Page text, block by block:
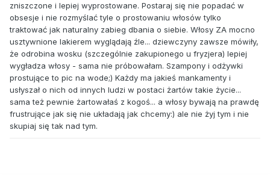
zniszczone i lepiej wyprostowane. Postaraj się nie popadać w
obsesje i nie rozmyślać tyle o prostowaniu włosów tylko
traktować jak naturalny zabieg dbania o siebie. Włosy ZA mocno
usztywnione lakierem wyglądają źle... dziewczyny zawsze mówiły,
że odrobina wosku (szczególnie zakupionego u fryzjera) lepiej
wygładza włosy - sama nie próbowałam. Szampony i odżywki
prostujące to pic na wode;) Każdy ma jakieś mankamenty i
usłyszał o nich od innych ludzi w postaci żartów takie życie...
sama też pewnie żartowałaś z kogoś... a włosy bywają na prawdę
frustrujące jak się nie układają jak chcemy:) ale nie żyj tym i nie
skupiaj się tak nad tym.